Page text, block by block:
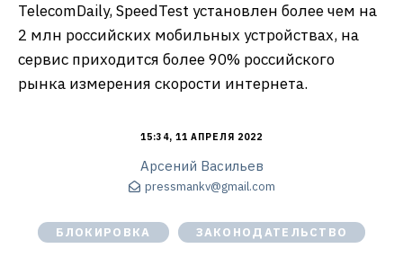
TelecomDaily, SpeedTest установлен более чем на
2 млн российских мобильных устройствах, на
сервис приходится более 90% российского
рынка измерения скорости интернета.
15:34, 11 АПРЕЛЯ 2022
Арсений Васильев
pressmankv@gmail.com
БЛОКИРОВКА ЗАКОНОДАТЕЛЬСТВО